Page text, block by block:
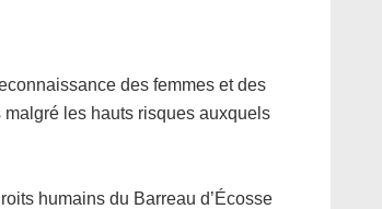
des femmes et des
les hauts risques auxquels
humains du Barreau d’Écosse